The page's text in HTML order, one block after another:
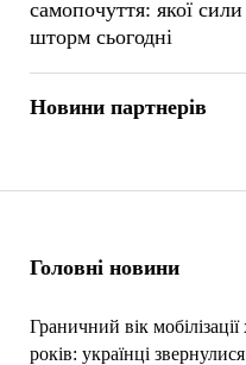
Головні новини
Граничний вік
років: українці
самопочуття: якої
шторм сьогодні
Новини партнерів